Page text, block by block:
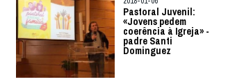
Pastoral Juvenil:
«Jovens pedem
coerência à Igreja» -
padre Santi
Dominguez